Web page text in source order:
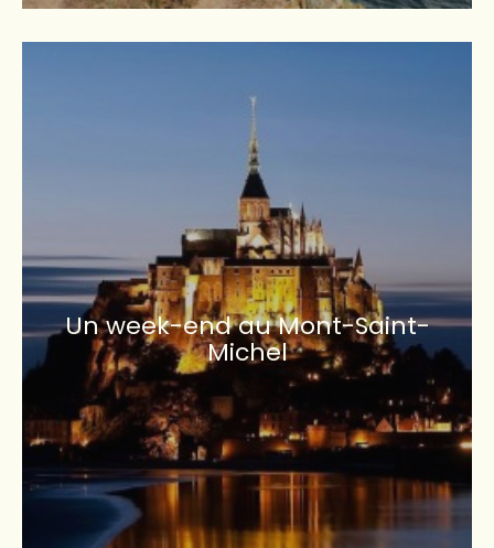
Un week-end au Mont-Saint-
Michel